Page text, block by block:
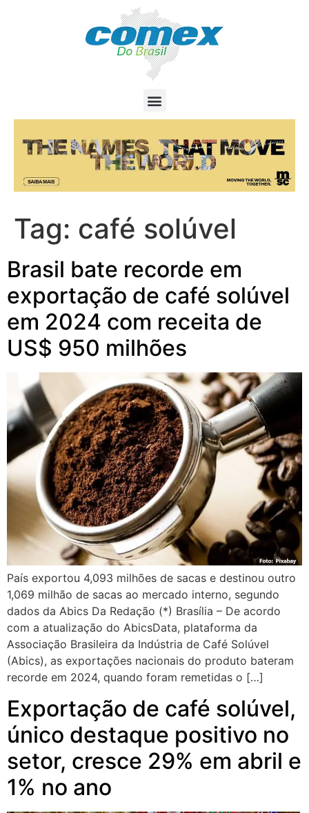
Tag: café solúvel
Brasil bate recorde em
exportação de café solúvel
em 2024 com receita de
US$ 950 milhões
País exportou 4,093 milhões de sacas e destinou outro
1,069 milhão de sacas ao mercado interno, segundo
dados da Abics Da Redação (*) Brasília – De acordo
com a atualização do AbicsData, plataforma da
Associação Brasileira da Indústria de Café Solúvel
(Abics), as exportações nacionais do produto bateram
recorde em 2024, quando foram remetidas o […]
Exportação de café solúvel,
único destaque positivo no
setor, cresce 29% em abril e
1% no ano